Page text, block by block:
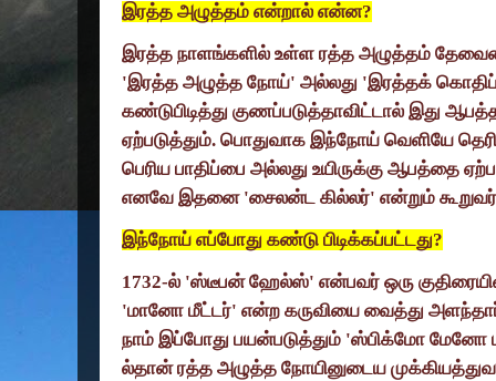
இரத்த அழுத்தம் என்றால் என்ன?
இரத்த நாளங்களில் உள்ள ரத்த அழுத்தம்
'இரத்த அழுத்த நோய்' அல்லது 'இரத்தக்
கண்டுபிடித்து குணப்படுத்தாவிட்டால் இது
ஏற்படுத்தும். பொதுவாக இந்நோய் வெளியே
பெரிய பாதிப்பை அல்லது உயிருக்கு ஆபத்தை
எனவே இதனை 'சைலன்ட கில்லர்' என்றும்
இந்நோய் எப்போது கண்டு பிடிக்கப்பட்டது?
1732-ல் 'ஸ்டீபன் ஹேல்ஸ்' என்பவர் ஒரு
'மானோ மீட்டர்' என்ற கருவியை வைத்து
நாம் இப்போது பயன்படுத்தும் 'ஸ்பிக்மோ மேனோ
ல்தான் ரத்த அழுத்த நோயினுடைய